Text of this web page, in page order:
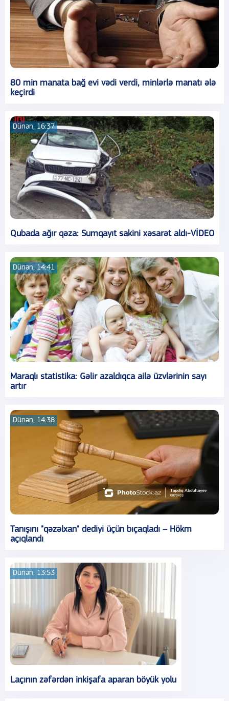
80 min manata bağ evi vədi verdi, minlərlə manatı ələ
keçirdi
Dünən, 16:37
Qubada ağır qəza: Sumqayıt sakini xəsarət aldı-VİDEO
Dünən, 14:41
Maraqlı statistika: Gəlir azaldıqca ailə üzvlərinin sayı
artır
Dünən, 14:38
Tanışını "qəzəlxan" dediyi üçün bıçaqladı – Hökm
açıqlandı
Dünən, 13:53
Laçının zəfərdən inkişafa aparan böyük yolu